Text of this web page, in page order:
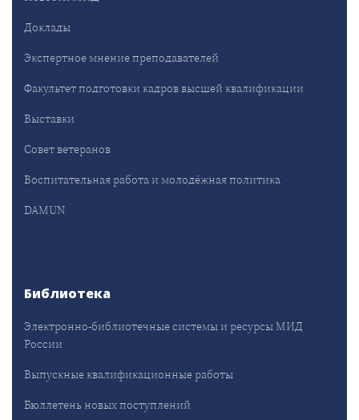
Доклады
Экспертное мнение преподавателей
Факультет подготовки кадров высшей квалификации
Выставки
Совет ветеранов
Воспитательная работа и молодёжная политика
DAMUN
Библиотека
Электронно-библиотечные системы и ресурсы МИД
России
Выпускные квалификационные работы
Бюллетень новых поступлений